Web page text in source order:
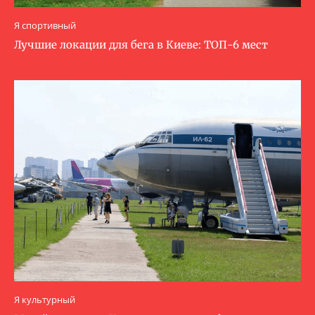
Я спортивный
Лучшие локации для бега в Киеве: ТОП-6 мест
Я культурный